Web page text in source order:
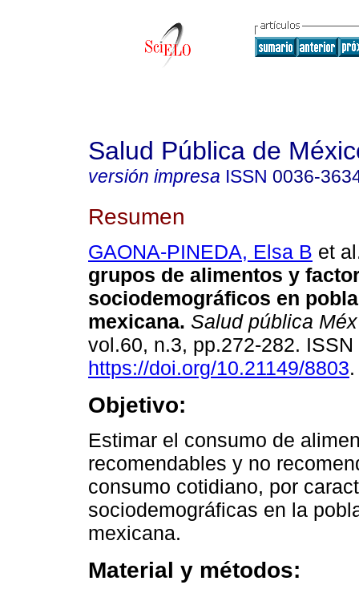
Salud Pública de
versión impresa ISSN 0036-
Resumen
GAONA-PINEDA, Elsa B et
grupos de alimentos y
sociodemográficos en
mexicana. Salud pública Méx
vol.60, n.3, pp.272-282.
https://doi.org/10.21149/8803.
Objetivo:
Estimar el consumo de
recomendables y no
consumo cotidiano, por
sociodemográficas en la
mexicana.
Material y métodos: